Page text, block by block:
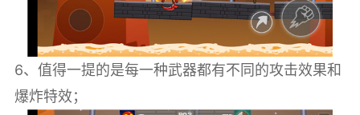
6、值得一提的是每一种武器都有不同的攻击效果和
爆炸特效；